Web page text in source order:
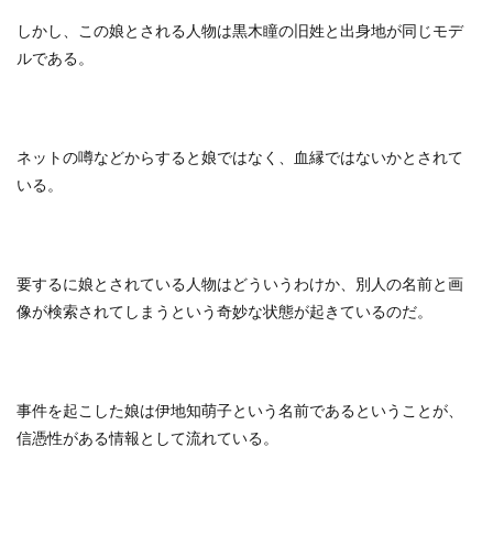
しかし、この娘とされる人物は黒木瞳の旧姓と出身地が同じモデ
ルである。
ネットの噂などからすると娘ではなく、血縁ではないかとされて
いる。
要するに娘とされている人物はどういうわけか、別人の名前と画
像が検索されてしまうという奇妙な状態が起きているのだ。
事件を起こした娘は伊地知萌子という名前であるということが、
信憑性がある情報として流れている。